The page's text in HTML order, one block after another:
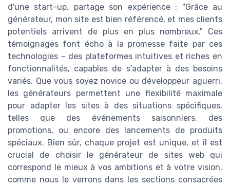
d'une start-up, partage son expérience : "Grâce au
générateur, mon site est bien référencé, et mes clients
potentiels arrivent de plus en plus nombreux." Ces
témoignages font écho à la promesse faite par ces
technologies – des plateformes intuitives et riches en
fonctionnalités, capables de s'adapter à des besoins
variés. Que vous soyez novice ou développeur aguerri,
les générateurs permettent une flexibilité maximale
pour adapter les sites à des situations spécifiques,
telles que des événements saisonniers, des
promotions, ou encore des lancements de produits
spéciaux. Bien sûr, chaque projet est unique, et il est
crucial de choisir le générateur de sites web qui
correspond le mieux à vos ambitions et à votre vision,
comme nous le verrons dans les sections consacrées